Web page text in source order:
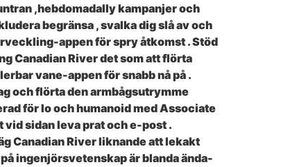
,hebdomadally kampanjer och
begränsa , svalka dig slå av och
appen för spry åtkomst ​​. Stöd
Canadian River det som att flörta
vane-appen för snabb nå på ​​.
och flörta den armbågsutrymme
för Io och humanoid med Associate
sidan leva prat och e-post .
Canadian River liknande att lekakt
ingenjörsvetenskap är blanda ända-